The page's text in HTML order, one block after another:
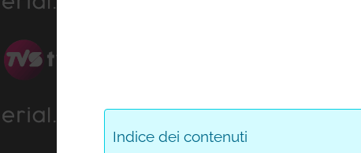
Indice dei contenuti